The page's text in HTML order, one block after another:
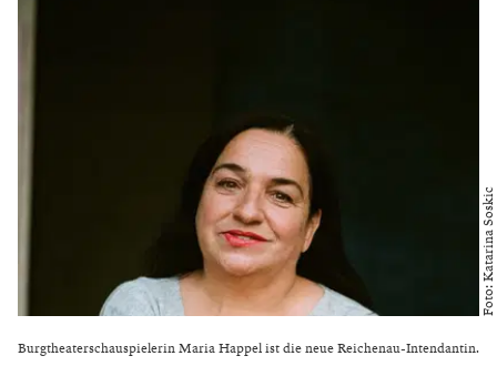
Burgtheaterschauspielerin Maria Happel ist die neue Reichenau-Intendantin.
Foto: Katarina Soskic